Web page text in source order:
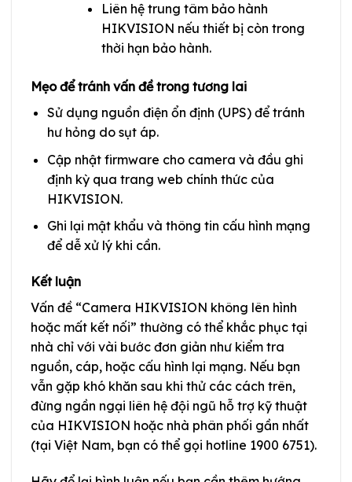
Liên hệ trung tâm bảo hành
HIKVISION nếu thiết bị còn trong
thời hạn bảo hành.
Mẹo để tránh vấn đề trong tương lai
Sử dụng nguồn điện ổn định (UPS) để tránh
hư hỏng do sụt áp.
Cập nhật firmware cho camera và đầu ghi
định kỳ qua trang web chính thức của
HIKVISION.
Ghi lại mật khẩu và thông tin cấu hình mạng
để dễ xử lý khi cần.
Kết luận
Vấn đề “Camera HIKVISION không lên hình
hoặc mất kết nối” thường có thể khắc phục tại
nhà chỉ với vài bước đơn giản như kiểm tra
nguồn, cáp, hoặc cấu hình lại mạng. Nếu bạn
vẫn gặp khó khăn sau khi thử các cách trên,
đừng ngần ngại liên hệ đội ngũ hỗ trợ kỹ thuật
của HIKVISION hoặc nhà phân phối gần nhất
(tại Việt Nam, bạn có thể gọi hotline 1900 6751).